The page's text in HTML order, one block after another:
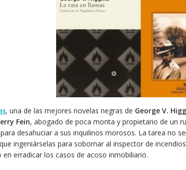
, una de las mejores novelas negras de George V.
Fein, abogado de poca monta y propietario de un
para desahuciar a sus inquilinos morosos. La tarea no
ingeniárselas para sobornar al inspector de
en erradicar los casos de acoso inmobiliario.